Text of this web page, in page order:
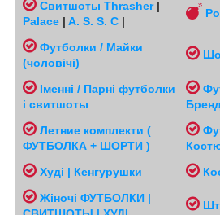
Свитшоты Thrasher|
Palace | A. S. S. C |
Футболки / Майки
(чоловічі)
Іменні / Парні футболки
і свитшоты
Летние комплекти (
ФУТБОЛКА + ШОРТИ )
Худі | Кенгурушки
Жіночі ФУТБОЛКИ |
Ш